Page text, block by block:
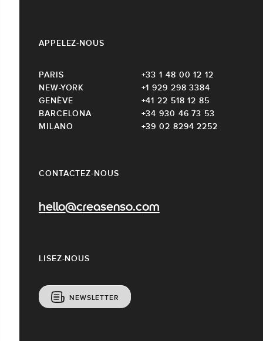
CONTACTEZ-NOUS
hello@creasenso.com
LISEZ-NOUS
NEWSLETTER
APPELEZ-NOUS
PARIS
+33 1 48 00 12 12
NEW-YORK
+1 929 298 3384
GENÈVE
+41 22 518 12 85
BARCELONA
+34 930 46 73 53
MILANO
+39 02 8294 2252